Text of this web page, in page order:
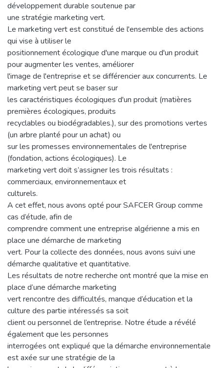
développement durable soutenue par
une stratégie marketing vert.
Le marketing vert est constitué de l'ensemble des actions
qui vise à utiliser le
positionnement écologique d'une marque ou d'un produit
pour augmenter les ventes, améliorer
l'image de l'entreprise et se différencier aux concurrents. Le
marketing vert peut se baser sur
les caractéristiques écologiques d'un produit (matières
premières écologiques, produits
recyclables ou biodégradables.), sur des promotions vertes
(un arbre planté pour un achat) ou
sur les promesses environnementales de l'entreprise
(fondation, actions écologiques). Le
marketing vert doit s’assigner les trois résultats :
commerciaux, environnementaux et
culturels.
A cet effet, nous avons opté pour SAFCER Group comme
cas d’étude, afin de
comprendre comment une entreprise algérienne a mis en
place une démarche de marketing
vert. Pour la collecte des données, nous avons suivi une
démarche qualitative et quantitative.
Les résultats de notre recherche ont montré que la mise en
place d’une démarche marketing
vert rencontre des difficultés, manque d’éducation et la
culture des partie intéressés sa soit
client ou personnel de l’entreprise. Notre étude a révélé
également que les personnes
interrogées ont expliqué que la démarche environnementale
est axée sur une stratégie de la